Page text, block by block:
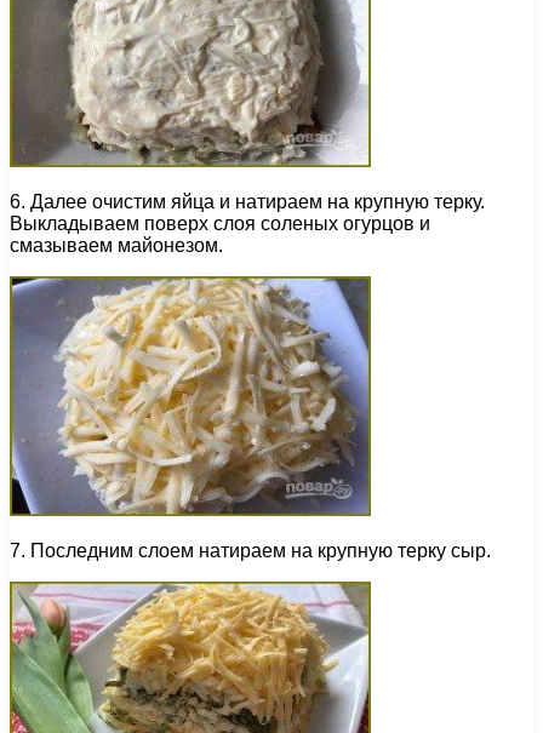
6. Далее очистим яйца и натираем на крупную терку.
Выкладываем поверх слоя соленых огурцов и
смазываем майонезом.
7. Последним слоем натираем на крупную терку сыр.